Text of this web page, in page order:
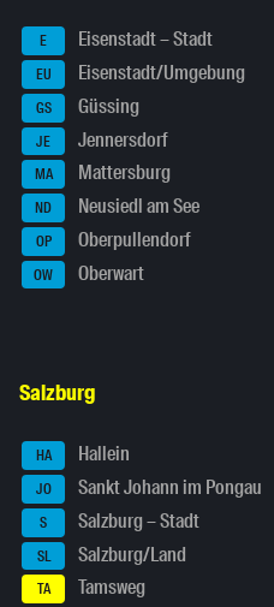
E Eisenstadt – Stadt
EU Eisenstadt/Umgebung
GS Güssing
JE Jennersdorf
MA Mattersburg
ND Neusiedl am See
OP Oberpullendorf
OW Oberwart
Salzburg
HA Hallein
JO Sankt Johann im Pongau
S Salzburg – Stadt
SL Salzburg/Land
TA Tamsweg